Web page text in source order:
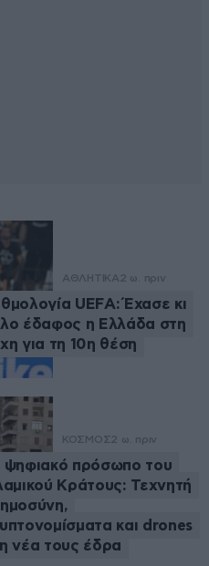
ΑΘΛΗΤΙΚΑ2 ω. πριν
UEFA: Έχασε κι
έδαφος η Ελλάδα στη
για τη 10η θέση
ΚΟΣΜΟΣ2 ω. πριν
ψηφιακό πρόσωπο του
Κράτους: Τεχνητή
και drones
νέα τους έδρα